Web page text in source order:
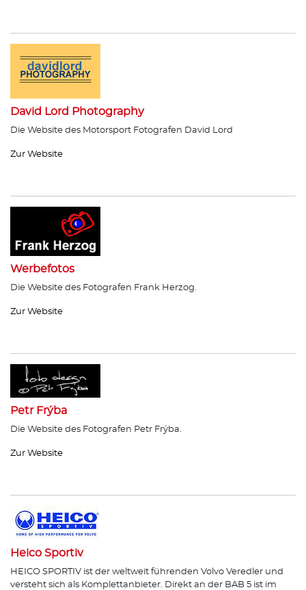
David Lord Photography
Die Website des Motorsport Fotografen David Lord
Zur Website
Werbefotos
Die Website des Fotografen Frank Herzog.
Zur Website
Petr Frýba
Die Website des Fotografen Petr Frýba.
Zur Website
Heico Sportiv
HEICO SPORTIV ist der weltweit führenden Volvo Veredler und
versteht sich als Komplettanbieter. Direkt an der BAB 5 ist im